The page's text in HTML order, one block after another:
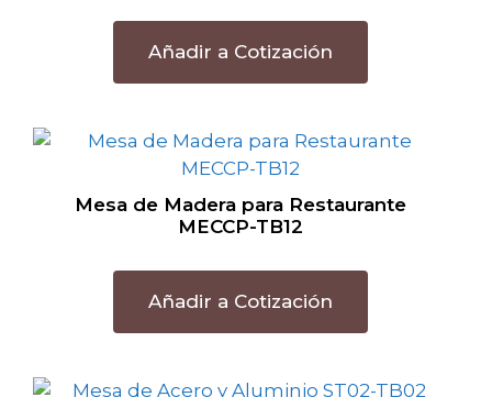
Añadir a Cotización
Mesa de Madera para Restaurante
MECCP-TB12
Añadir a Cotización